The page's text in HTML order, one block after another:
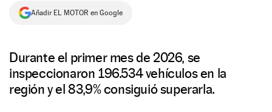
Añadir EL MOTOR en Google
Durante el primer mes de 2026, se
inspeccionaron 196.534 vehículos en la
región y el 83,9% consiguió superarla.